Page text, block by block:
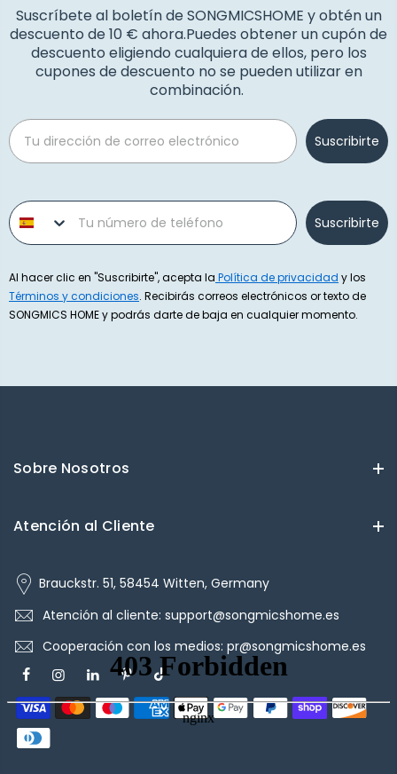
Suscríbete al boletín de SONGMICSHOME y obtén un
descuento de 10 € ahora.Puedes obtener un cupón de
descuento eligiendo cualquiera de ellos, pero los
cupones de descuento no se pueden utilizar en
combinación.
Email
Suscribirte
Phone number
Suscribirte
Al hacer clic en "Suscribirte", acepta la Política de privacidad y los
Términos y condiciones. Recibirás correos electrónicos or texto de
SONGMICS HOME y podrás darte de baja en cualquier momento.
Sobre Nosotros
Atención al Cliente
Brauckstr. 51, 58454 Witten, Germany
Atención al cliente: support@songmicshome.es
Cooperación con los medios: pr@songmicshome.es